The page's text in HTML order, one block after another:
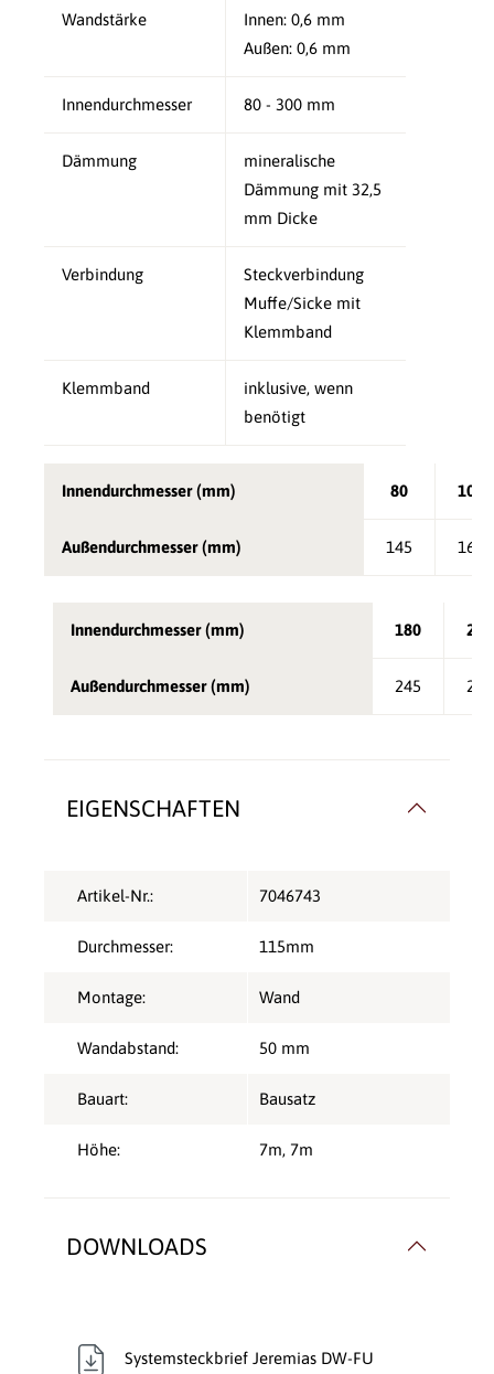
Wandstärke
Innen: 0,6 mm
Außen: 0,6 mm
Innendurchmesser 80 - 300 mm
Dämmung
mineralische
Dämmung mit 32,5
mm Dicke
Verbindung
Steckverbindung
Muffe/Sicke mit
Klemmband
Klemmband
inklusive, wenn
benötigt
Innendurchmesser (mm) 80 100
Außendurchmesser (mm) 145 165
Innendurchmesser (mm) 180 200
Außendurchmesser (mm) 245 265
EIGENSCHAFTEN
Artikel-Nr.: 7046743
Durchmesser: 115mm
Montage: Wand
Wandabstand: 50 mm
Bauart: Bausatz
Höhe: 7m, 7m
DOWNLOADS
Systemsteckbrief Jeremias DW-FU